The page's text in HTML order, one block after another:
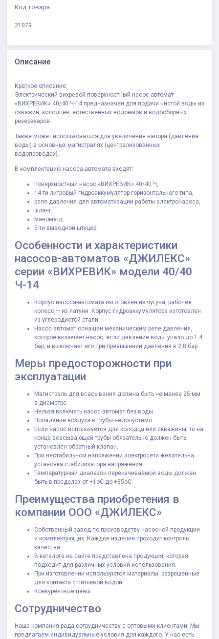
Код товара
21079
Описание
Краткое описание
Электрический вихревой поверхностный насос-автомат
«ВИХРЕВИК» 40/40 Ч-14 предназначен для подачи чистой воды из
скважин, колодцев, естественных водоемов и водосборных
резервуаров.
Также может использоваться для увеличения напора (давления
воды) в основных магистралях (централизованных
водопроводах).
В комплектацию насоса-автомата входят:
поверхностный насос «ВИХРЕВИК» 40/40 Ч,
14-ти литровый гидроаккумулятор горизонтального типа,
реле давления для автоматизации работы электронасоса,
шланг,
манометр,
5-ти выводной штуцер.
Особенности и характеристики
насосов-автоматов «ДЖИЛЕКС»
серии «ВИХРЕВИК» модели 40/40
Ч-14
Корпус насоса-автомата изготовлен из чугуна, рабочее
колесо — из латуни. Корпус гидроаккумулятора изготовлен
из углеродистой стали.
Насос-автомат оснащен механическим реле давления,
которое включает насос, если давление воды упало до 1,4
бар, и выключает его при превышении давления в 2,8 бар.
Меры предосторожности при
эксплуатации
Магистраль для всасывания должна быть не менее 25 мм
в диаметре.
Нельзя включать насос-автомат без воды.
Попадание воздуха в трубы недопустимо.
Если насос используется для колодца или скважины, то на
конце всасывающей трубы обязательно должен быть
установлен обратный клапан.
При нестабильном напряжении электросети желательна
установка стабилизатора напряжения.
Температурный диапазон перекачиваемой воды должен
быть в пределах от +1оС до +35оС.
Преимущества приобретения в
компании ООО «ДЖИЛЕКС»
Собственный завод по производству насосной продукции
и комплектующих. Каждое изделие проходит контроль
качества.
В каталоге на сайте представлена продукция, которая
подходит для различных условий использования.
При изготовлении используются материалы, разрешенные
для контакта с питьевой водой.
Конкурентные цены.
Сотрудничество
Наша компания рада сотрудничеству с оптовыми клиентами. Мы
предлагаем индивидуальные условия для каждого. У нас есть: